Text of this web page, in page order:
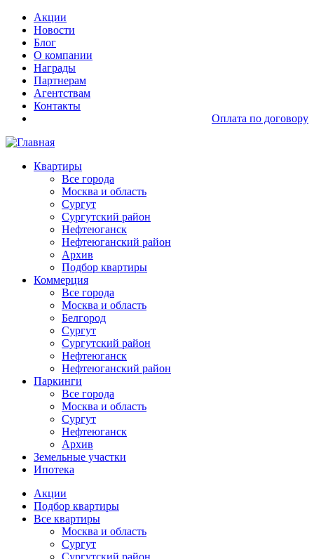
Перейти
основному
содержанию
Основная
навигация
доп
Акции
Новости
Блог
О компании
Награды
Партнерам
Агентствам
Контакты
Оплата по договору
Основная
навигация
Квартиры
Все города
Москва и область
Сургут
Сургутский район
Нефтеюганск
Нефтеюганский район
Архив
Подбор квартиры
Коммерция
Все города
Москва и область
Белгород
Сургут
Сургутский район
Нефтеюганск
Нефтеюганский район
Паркинги
Все города
Москва и область
Сургут
Нефтеюганск
Архив
Земельные участки
Ипотека
Основная
навигация
mob
Акции
Подбор квартиры
Все квартиры
Москва и область
Сургут
Сургутский район